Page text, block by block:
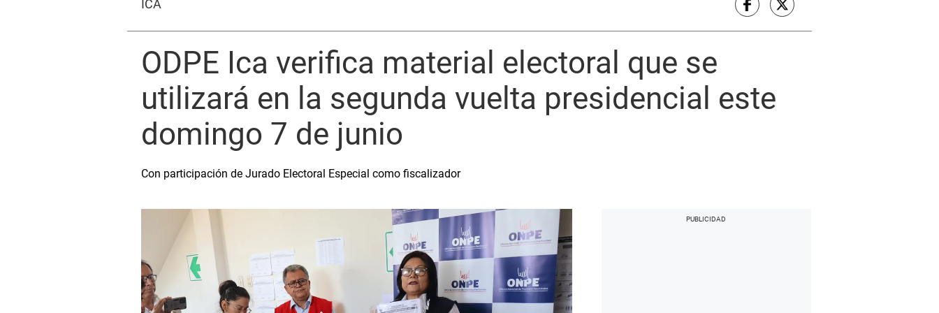
ICA
ODPE Ica verifica material electoral que se
utilizará en la segunda vuelta presidencial este
domingo 7 de junio
Con participación de Jurado Electoral Especial como fiscalizador